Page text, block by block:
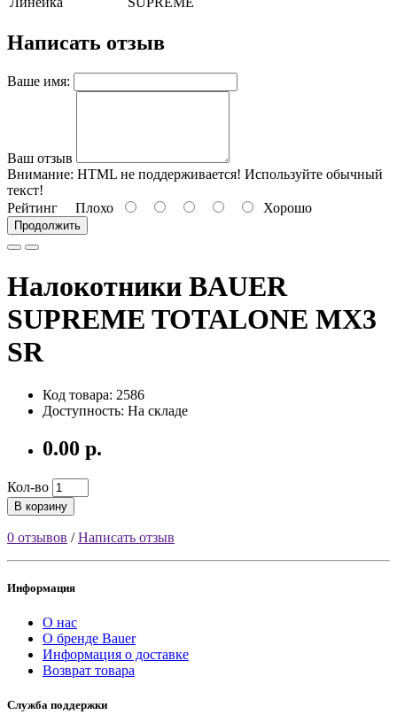
Написать отзыв
Ваше имя:
Ваш отзыв
Внимание: HTML не поддерживается! Используйте обычный
текст!
Рейтинг Плохо Хорошо
Продолжить
Налокотники BAUER
SUPREME TOTALONE MX3
SR
Код товара: 2586
Доступность: На складе
0.00 р.
Кол-во
В корзину
0 отзывов /Написать отзыв
Информация
О нас
О бренде Bauer
Информация о доставке
Возврат товара
Служба поддержки